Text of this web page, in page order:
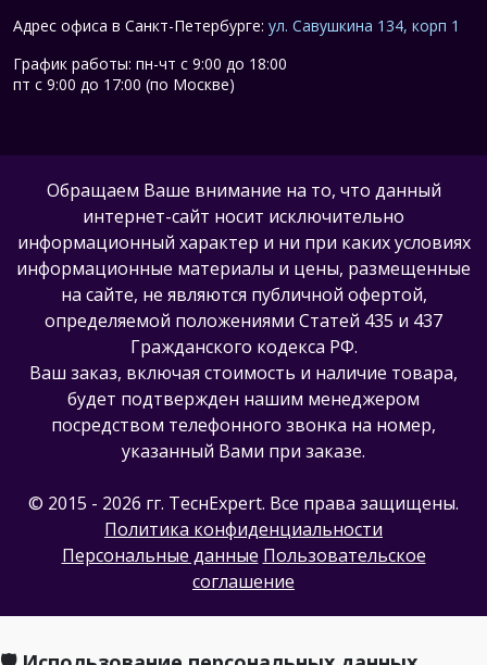
Адрес офиса в Санкт-Петербурге: ул. Савушкина 134, корп 1
График работы: пн-чт с 9:00 до 18:00
пт с 9:00 до 17:00 (по Москве)
Обращаем Ваше внимание на то, что данный
интернет-сайт носит исключительно
информационный характер и ни при каких условиях
информационные материалы и цены, размещенные
на сайте, не являются публичной офертой,
определяемой положениями Статей 435 и 437
Гражданского кодекса РФ.
Ваш заказ, включая стоимость и наличие товара,
будет подтвержден нашим менеджером
посредством телефонного звонка на номер,
указанный Вами при заказе.
© 2015 - 2026 гг. ТеcнExpert. Все права защищены.
Политика конфиденциальности
Персональные данные Пользовательское
соглашение